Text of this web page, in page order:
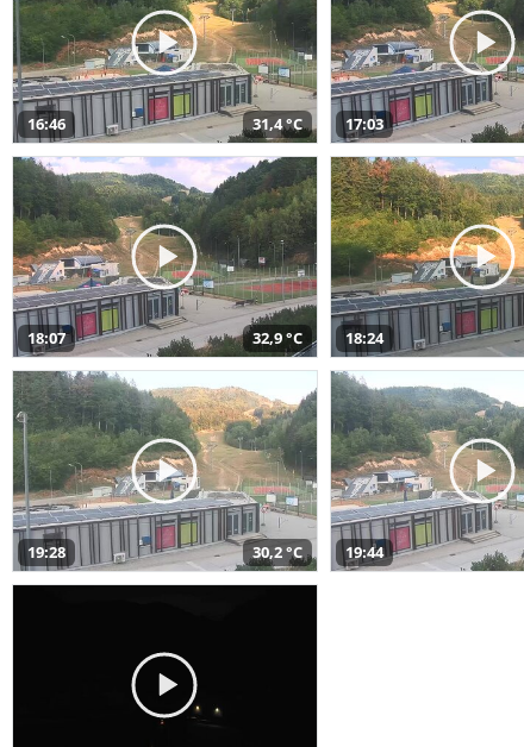
16:46 31,4 °C 17:03
18:07 32,9 °C 18:24
19:28 30,2 °C 19:44